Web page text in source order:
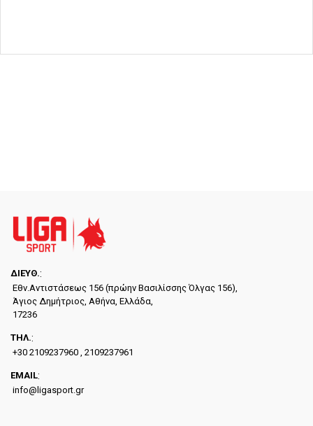
ΔΙΕYΘ.:
Εθν.Αντιστάσεως 156 (πρώην Βασιλίσσης Όλγας 156),
Άγιος Δημήτριος, Αθήνα, Ελλάδα,
17236
ΤΗΛ.:
+30 2109237960 , 2109237961
EMAIL:
info@ligasport.gr